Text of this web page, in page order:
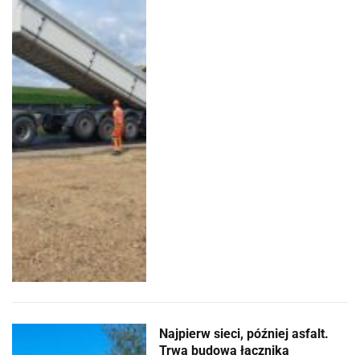
Najpierw sieci, później asfalt.
Trwa budowa łącznika